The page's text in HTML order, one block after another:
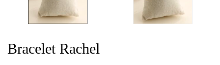
Bracelet Rachel